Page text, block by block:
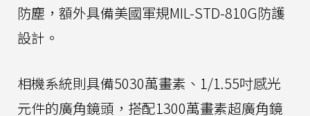
防塵，額外具備美國軍規MIL-STD-810G防護
設計。
相機系統則具備5030萬畫素、1/1.55吋感光
元件的廣角鏡頭，搭配1300萬畫素超廣角鏡